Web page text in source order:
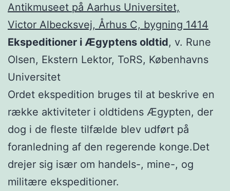
Antikmuseet på Aarhus Universitet,
Victor Albecksvej, Århus C, bygning 1414
Ekspeditioner i Ægyptens oldtid, v. Rune
Olsen, Ekstern Lektor, ToRS, Københavns
Universitet
Ordet ekspedition bruges til at beskrive en
række aktiviteter i oldtidens Ægypten, der
dog i de fleste tilfælde blev udført på
foranledning af den regerende konge.Det
drejer sig især om handels-, mine-, og
militære ekspeditioner.